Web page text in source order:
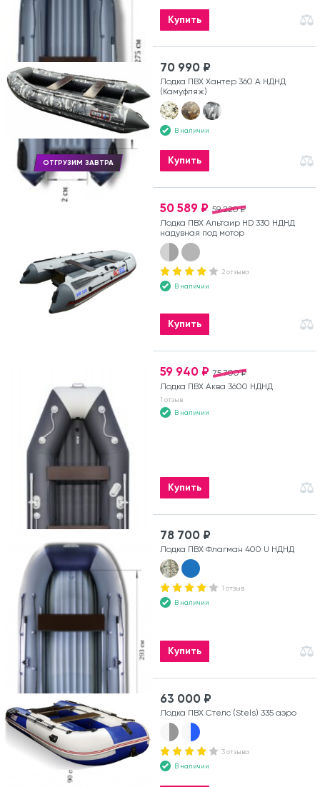
Купить
ОТГРУЗИМ ЗАВТРА
70 990 ₽
Лодка ПВХ Хантер 360 А НДНД
(Камуфляж)
В наличии
Купить
59 220 ₽
50 589 ₽
Лодка ПВХ Альтаир HD 330 НДНД
надувная под мотор
2 отзыва
В наличии
Купить
75 700 ₽
59 940 ₽
Лодка ПВХ Аква 3600 НДНД
1 отзыв
В наличии
Купить
78 700 ₽
Лодка ПВХ Флагман 400 U НДНД
1 отзыв
В наличии
Купить
63 000 ₽
Лодка ПВХ Стелс (Stels) 335 аэро
3 отзыва
В наличии